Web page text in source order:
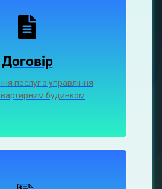
Договір
послуг з управління
будинком